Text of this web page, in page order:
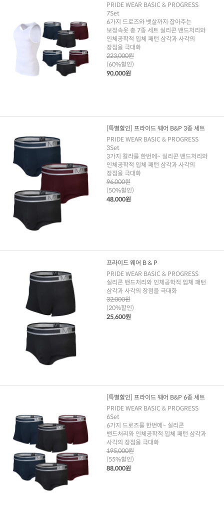
PRIDE WEAR BASIC & PROGRESS
7Set
6가지 드로즈와 뱃살까지 잡아주는
보정속옷 총 7종 세트 실리콘 밴드처리와
인체공학적 입체 패턴 삼각과 사각의
장점을 극대화
223,000원
(60%할인)
90,000원
[특별할인] 프라이드 웨어 B&P 3종 세트
PRIDE WEAR BASIC & PROGRESS
3Set
3가지 칼라를 한번에~ 실리콘 밴드처리와
인체공학적 입체 패턴 삼각과 사각의
장점을 극대화
96,000원
(50%할인)
48,000원
프라이드 웨어 B & P
PRIDE WEAR BASIC & PROGRESS
실리콘 밴드처리와 인체공학적 입체 패턴
삼각과 사각의 장점을 극대화
32,000원
(20%할인)
25,600원
[특별할인] 프라이드 웨어 B&P 6종 세트
PRIDE WEAR BASIC & PROGRESS
6Set
6가지 드로즈를 한번에~ 실리콘
밴드처리와 인체공학적 입체 패턴 삼각과
사각의 장점을 극대화
195,000원
(55%할인)
88,000원